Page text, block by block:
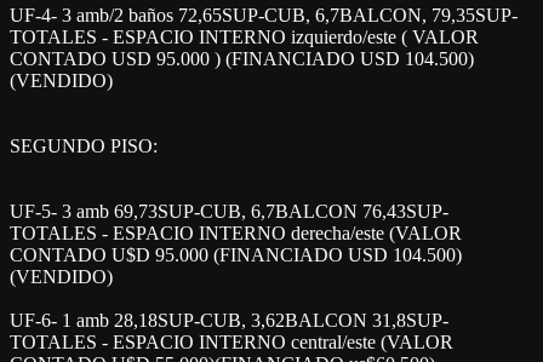
UF-4- 3 amb/2 baños 72,65SUP-CUB, 6,7BALCON, 79,35SUP-
TOTALES - ESPACIO INTERNO izquierdo/este ( VALOR
CONTADO USD 95.000 ) (FINANCIADO USD 104.500)
(VENDIDO)
SEGUNDO PISO:
UF-5- 3 amb 69,73SUP-CUB, 6,7BALCON 76,43SUP-
TOTALES - ESPACIO INTERNO derecha/este (VALOR
CONTADO U$D 95.000 (FINANCIADO USD 104.500)
(VENDIDO)
UF-6- 1 amb 28,18SUP-CUB, 3,62BALCON 31,8SUP-
TOTALES - ESPACIO INTERNO central/este (VALOR